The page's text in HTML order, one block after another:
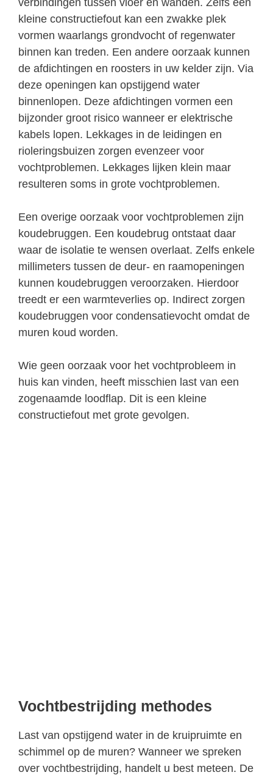
kleine constructiefout kan een zwakke plek
vormen waarlangs grondvocht of regenwater
binnen kan treden. Een andere oorzaak kunnen
de afdichtingen en roosters in uw kelder zijn. Via
deze openingen kan opstijgend water
binnenlopen. Deze afdichtingen vormen een
bijzonder groot risico wanneer er elektrische
kabels lopen. Lekkages in de leidingen en
rioleringsbuizen zorgen evenzeer voor
vochtproblemen. Lekkages lijken klein maar
resulteren soms in grote vochtproblemen.
Een overige oorzaak voor vochtproblemen zijn
koudebruggen. Een koudebrug ontstaat daar
waar de isolatie te wensen overlaat. Zelfs enkele
millimeters tussen de deur- en raamopeningen
kunnen koudebruggen veroorzaken. Hierdoor
treedt er een warmteverlies op. Indirect zorgen
koudebruggen voor condensatievocht omdat de
muren koud worden.
Wie geen oorzaak voor het vochtprobleem in
huis kan vinden, heeft misschien last van een
zogenaamde loodflap. Dit is een kleine
constructiefout met grote gevolgen.
Vochtbestrijding methodes
Last van opstijgend water in de kruipruimte en
schimmel op de muren? Wanneer we spreken
over vochtbestrijding, handelt u best meteen. De